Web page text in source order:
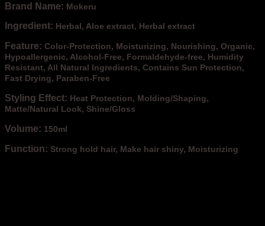
Brand Name: Mokeru
Ingredient: Herbal, Aloe extract, Herbal extract
Feature: Color-Protection, Moisturizing, Nourishing, Organic,
Hypoallergenic, Alcohol-Free, Formaldehyde-free, Humidity
Resistant, All Natural Ingredients, Contains Sun Protection,
Fast Drying, Paraben-Free
Styling Effect: Heat Protection, Molding/Shaping,
Matte/Natural Look, Shine/Gloss
Volume: 150ml
Function: Strong hold hair, Make hair shiny, Moisturizing